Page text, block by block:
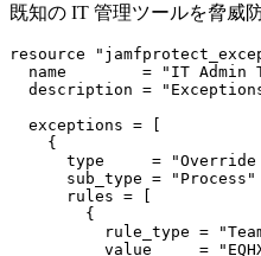
既知の IT 管理ツールを脅威
resource
name        = "IT Admin
description =
  exceptions = [
    {
type     =
      sub_type = "Process"
      rules = [
        {
rule_type =
value     =